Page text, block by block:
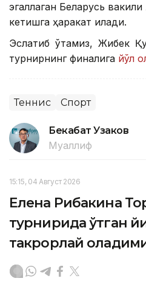
эгаллаган Беларусь
кетишга ҳаракат қилади.
Эслатиб ўтамиз, Жибек
турнирнинг финалига йўл
Теннис Спорт
Бекабат Узаков
Муаллиф
15:15, 04 Август 2026
Елена Рибакина
турнирида ўтган
такрорлай